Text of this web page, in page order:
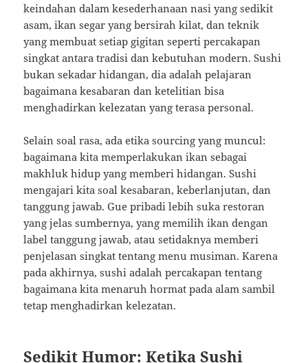
keindahan dalam kesederhanaan nasi yang sedikit
asam, ikan segar yang bersirah kilat, dan teknik
yang membuat setiap gigitan seperti percakapan
singkat antara tradisi dan kebutuhan modern. Sushi
bukan sekadar hidangan, dia adalah pelajaran
bagaimana kesabaran dan ketelitian bisa
menghadirkan kelezatan yang terasa personal.
Selain soal rasa, ada etika sourcing yang muncul:
bagaimana kita memperlakukan ikan sebagai
makhluk hidup yang memberi hidangan. Sushi
mengajari kita soal kesabaran, keberlanjutan, dan
tanggung jawab. Gue pribadi lebih suka restoran
yang jelas sumbernya, yang memilih ikan dengan
label tanggung jawab, atau setidaknya memberi
penjelasan singkat tentang menu musiman. Karena
pada akhirnya, sushi adalah percakapan tentang
bagaimana kita menaruh hormat pada alam sambil
tetap menghadirkan kelezatan.
Sedikit Humor: Ketika Sushi